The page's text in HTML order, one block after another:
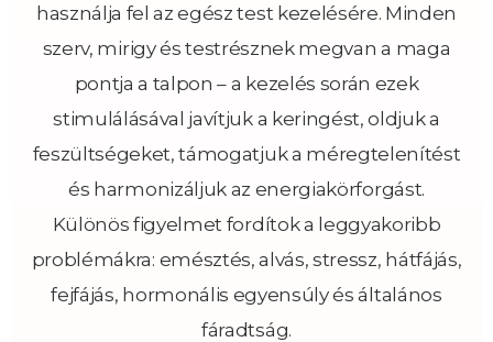
használja fel az egész test kezelésére. Minden
szerv, mirigy és testrésznek megvan a maga
pontja a talpon – a kezelés során ezek
stimulálásával javítjuk a keringést, oldjuk a
feszültségeket, támogatjuk a méregtelenítést
és harmonizáljuk az energiakörforgást.
Különös figyelmet fordítok a leggyakoribb
problémákra: emésztés, alvás, stressz, hátfájás,
fejfájás, hormonális egyensúly és általános
fáradtság.